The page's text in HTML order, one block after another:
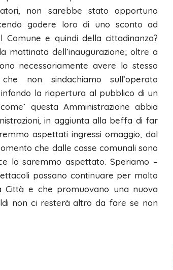
non sarebbe stato opportuno
godere loro di uno sconto ad
e quindi della cittadinanza?
mattinata dell’inaugurazione; oltre a
necessariamente avere lo stesso
non sindachiamo sull’operato
la riapertura al pubblico di un
questa Amministrazione abbia
in aggiunta alla beffa di far
aspettati ingressi omaggio, dal
che dalle casse comunali sono
lo saremmo aspettato. Speriamo –
possano continuare per molto
e che promuovano una nuova
non ci resterà altro da fare se non